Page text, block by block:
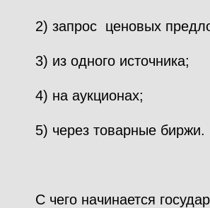
2) запрос ценовых
3) из одного источника;
4) на аукционах;
5) через товарные биржи.
С чего начинается